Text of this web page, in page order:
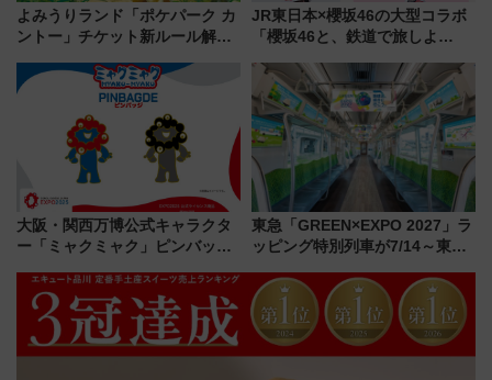
よみうりランド「ポケパーク カ
ントー」チケット新ルール解
本人確認が11月スタート
JR東日本×櫻坂46の大型コラボ
「櫻坂46と、鉄道で旅しよ
潟・長野・庄内へ
大阪・関西万博公式キャラクタ
ー「ミャクミャク」ピンバッジ
中旬発売
東急「GREEN×EXPO 2027」ラ
ッピング特別列車が7/14～東
ー！ 注目の編成やデザインまと
め